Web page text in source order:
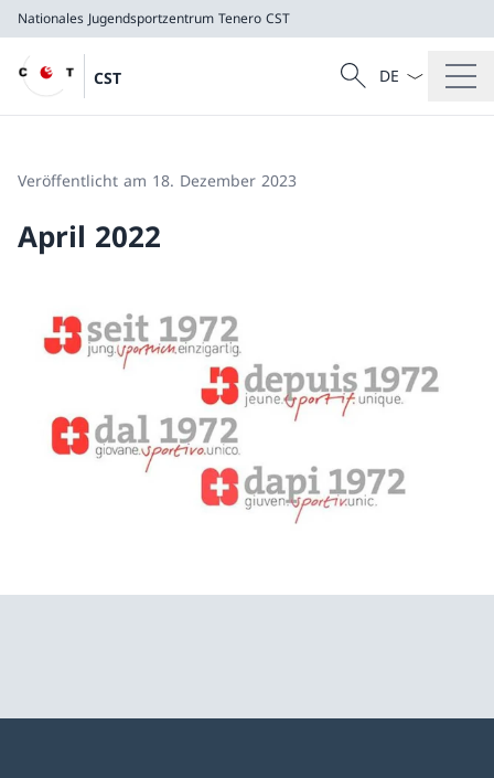
Nationales Jugendsportzentrum Tenero CST
CST
CST
Suche
Suche
Sprach
Veröffentlicht am 18. Dezember 2023
April 2022